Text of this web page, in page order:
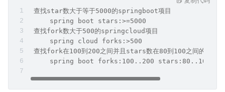
查找star数大于等于5000的springboot项目
     spring boot stars:>=5000
查找fork数大于500的springcloud项目
     spring cloud forks:>500
查找fork在100到200之间并且stars数在80到100之间的
     spring boot forks:100..200 stars:80..100